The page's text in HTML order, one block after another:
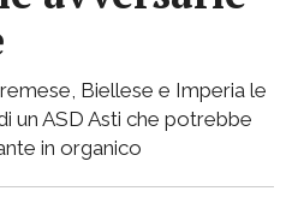
Biellese e Imperia le
un ASD Asti che potrebbe
in organico